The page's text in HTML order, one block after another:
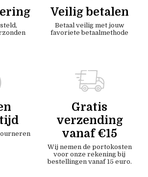
Veilig betalen
Betaal veilig met jouw
favoriete betaalmethode
Gratis
verzending
vanaf €15
Wij nemen de portokosten
voor onze rekening bij
bestellingen vanaf 15 euro.